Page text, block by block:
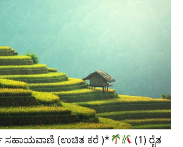
ಸಹಾಯವಾಣಿ (ಉಚಿತ ಕರೆ )*
(1) ರೈತ